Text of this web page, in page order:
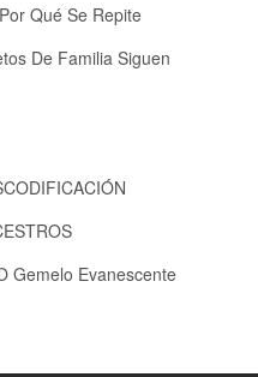
Qué Se Repite
De Familia Siguen
Gemelo Evanescente